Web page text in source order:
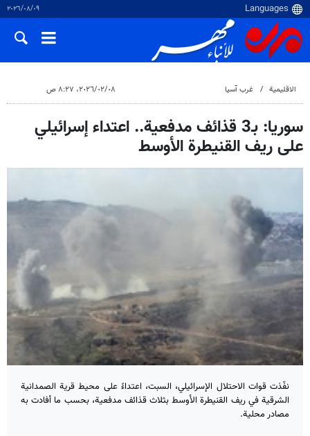
٠٩‏/٠٨‏/٢٠٢٦
الاقلیمیة غرب آسیا ٠٨‏/٠٢‏/٢٠٢٦، ٨:٢٧ ص
سوريا: بـ3 قذائف مدفعية.. اعتداء إسرائيلي
على ريف القنيطرة الأوسط
نفّذت قوات الاحتلال الإسرائيلي، السبت، اعتداءً على محيط قرية الصمدانية
الشرقية في ريف القنيطرة الأوسط بثلاث قذائف مدفعية، بحسب ما أفادت به
مصادر محلية.